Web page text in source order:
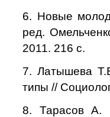
6. Новые
ред.
2011. 216 с.
7. Латышева
типы //
8. Тарасов А.